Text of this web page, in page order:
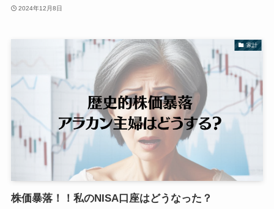
2024年12月8日
家計
株価暴落！！私のNISA口座はどうなった？